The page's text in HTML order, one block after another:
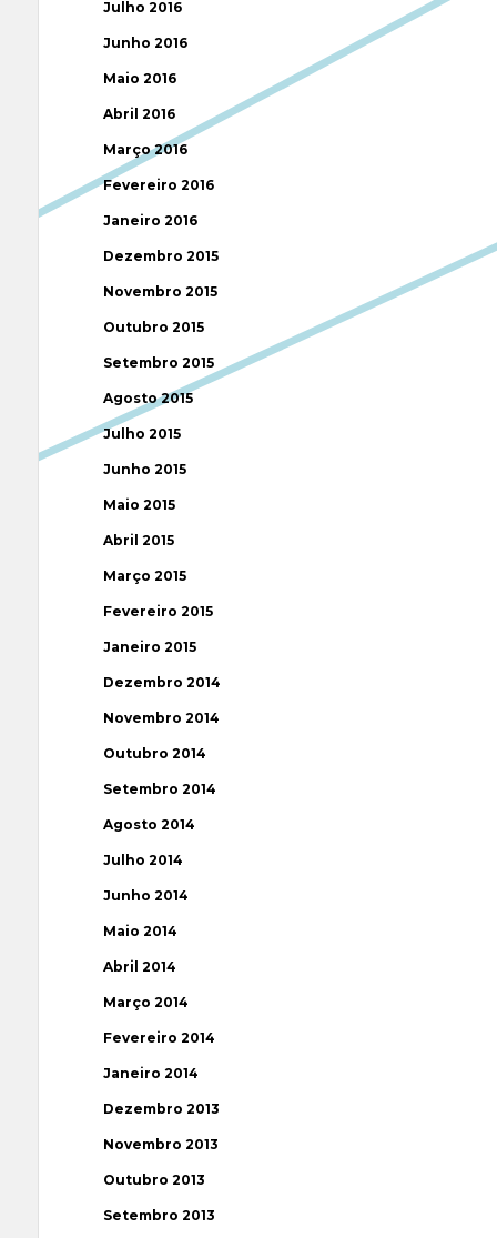
Julho 2016
Junho 2016
Maio 2016
Abril 2016
Março 2016
Fevereiro 2016
Janeiro 2016
Dezembro 2015
Novembro 2015
Outubro 2015
Setembro 2015
Agosto 2015
Julho 2015
Junho 2015
Maio 2015
Abril 2015
Março 2015
Fevereiro 2015
Janeiro 2015
Dezembro 2014
Novembro 2014
Outubro 2014
Setembro 2014
Agosto 2014
Julho 2014
Junho 2014
Maio 2014
Abril 2014
Março 2014
Fevereiro 2014
Janeiro 2014
Dezembro 2013
Novembro 2013
Outubro 2013
Setembro 2013